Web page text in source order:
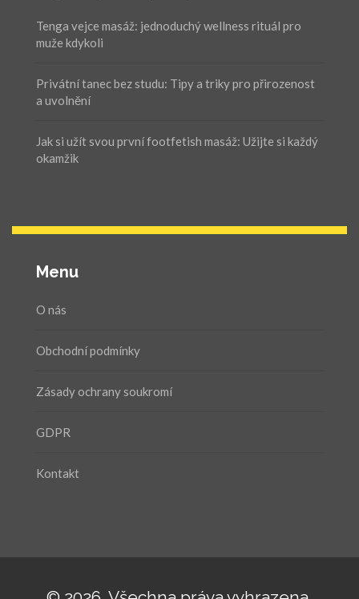
Tenga vejce masáž: jednoduchý wellness rituál pro
muže kdykoli
Privátní tanec bez studu: Tipy a triky pro přirozenost
a uvolnění
Jak si užít svou první footfetish masáž: Užijte si každý
okamžik
Menu
O nás
Obchodní podmínky
Zásady ochrany soukromí
GDPR
Kontakt